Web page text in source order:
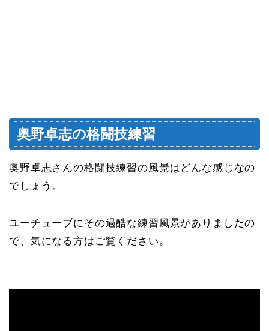
奥野卓志の格闘技練習
奥野卓志さんの格闘技練習の風景はどんな感じなの
でしょう。
ユーチューブにその過酷な練習風景がありましたの
で、気になる方はご覧ください。